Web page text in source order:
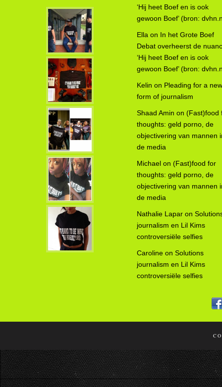
‘Hij heet Boef en is ook
gewoon Boef’ (bron:
Ella on In het Grote Boef
Debat overheerst de
‘Hij heet Boef en is ook
gewoon Boef’ (bron:
Kelin on Pleading for a new
form of journalism
Shaad Amin on (Fast)food
thoughts: geld porno, de
objectivering van mannen
de media
Michael on (Fast)food for
thoughts: geld porno, de
objectivering van mannen
de media
Nathalie Lapar on
journalism en Lil Kims
controversiële selfies
Caroline on Solutions
journalism en Lil Kims
controversiële selfies